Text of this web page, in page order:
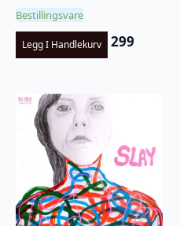
Bestillingsvare
Legg I Handlekurv 299